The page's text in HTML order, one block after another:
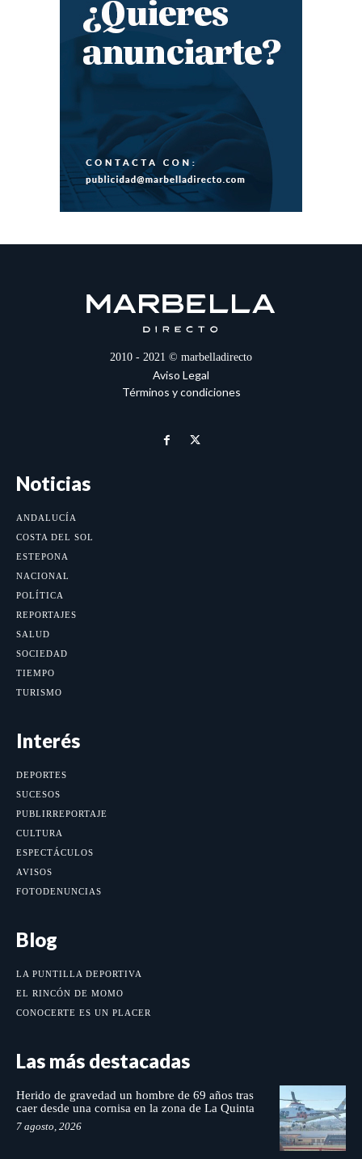
2010 - 2021 © marbelladirecto
Aviso Legal
Términos y condiciones
Noticias
ANDALUCÍA
COSTA DEL SOL
ESTEPONA
NACIONAL
POLÍTICA
REPORTAJES
SALUD
SOCIEDAD
TIEMPO
TURISMO
Interés
DEPORTES
SUCESOS
PUBLIRREPORTAJE
CULTURA
ESPECTÁCULOS
AVISOS
FOTODENUNCIAS
Blog
LA PUNTILLA DEPORTIVA
EL RINCÓN DE MOMO
CONOCERTE ES UN PLACER
Las más destacadas
Herido de gravedad un hombre de 69 años tras
caer desde una cornisa en la zona de La Quinta
7 agosto, 2026